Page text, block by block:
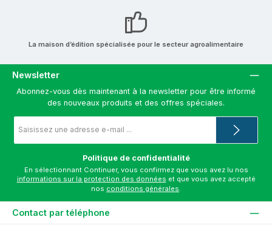
La maison d’édition spécialisée pour le secteur agroalimentaire
Newsletter
Abonnez-vous dès maintenant à la newsletter pour être informé
des nouveaux produits et des offres spéciales.
e-
*
Politique de confidentialité
informations sur la protection des données et que vous avez accepté
nos conditions générales.
Contact par téléphone